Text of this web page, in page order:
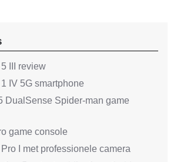
III review
IV 5G smartphone
DualSense Spider-man game
game console
I met professionele camera